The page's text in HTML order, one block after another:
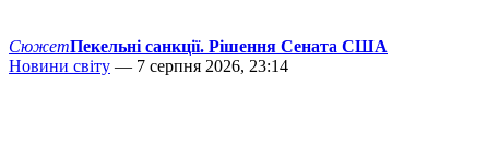
СюжетПекельні санкції. Рішення Сената США
Новини світу — 7 серпня 2026, 23:14